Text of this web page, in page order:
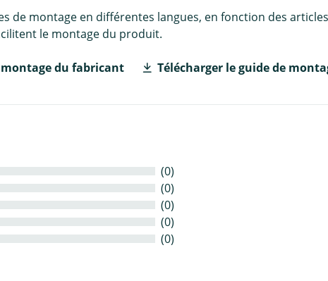
de montage en différentes langues, en fonction des
le montage du produit.
montage du fabricant Télécharger le guide de
(0)
(0)
(0)
(0)
(0)